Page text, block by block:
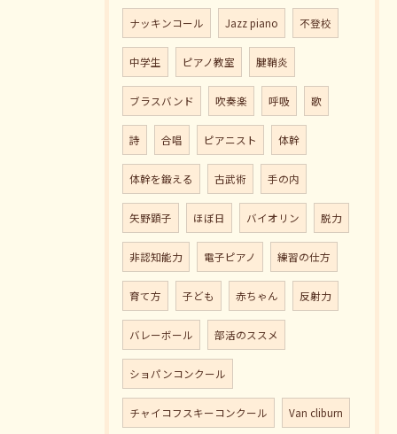
ナッキンコール Jazz piano 不登校
中学生 ピアノ教室 腱鞘炎
ブラスバンド 吹奏楽 呼吸 歌
詩 合唱 ピアニスト 体幹
体幹を鍛える 古武術 手の内
矢野顕子 ほぼ日 バイオリン 脱力
非認知能力 電子ピアノ 練習の仕方
育て方 子ども 赤ちゃん 反射力
バレーボール 部活のススメ
ショパンコンクール
チャイコフスキーコンクール Van cliburn